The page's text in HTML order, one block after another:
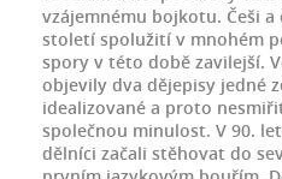
vzájemnému bojkotu. Češi
století spolužití v mnohém
spory v této době zavilejší.
objevily dva dějepisy jedné
idealizované a proto
společnou minulost. V 90.
dělníci začali stěhovat do